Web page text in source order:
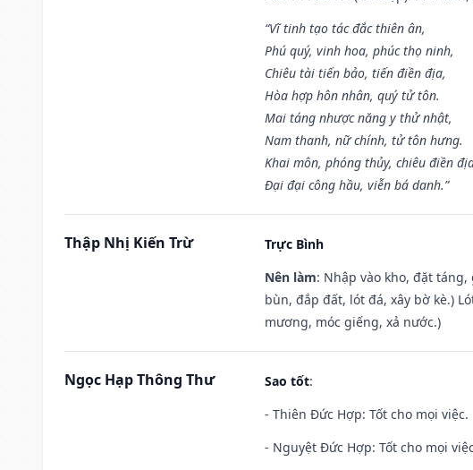
“Vĩ tinh tạo tác đắc thiên ân,
Phú quý, vinh hoa, phúc thọ ninh,
Chiêu tài tiến bảo, tiến điền địa,
Hòa hợp hôn nhân, quý tử tôn.
Mai táng nhược năng y thử nhật,
Nam thanh, nữ chính, tử tôn hưng.
Khai môn, phóng thủy, chiêu điền
Đại đại công hầu, viễn bá danh.”
Thập Nhị Kiến Trừ
Trực Bình
Nên làm: Nhập vào kho, đặt
bùn, đắp đất, lót đá, xây bờ kè.)
mương, móc giếng, xả nước.)
Ngọc Hạp Thông Thư Sao tốt:
- Thiên Đức Hợp: Tốt cho mọi việc.
- Nguyệt Đức Hợp: Tốt cho mọi